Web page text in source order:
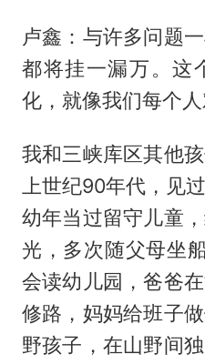
卢鑫：与许多问题
都将挂一漏万。这
化，就像我们每个人
我和三峡库区其他
上世纪90年代，见
幼年当过留守儿童
光，多次随父母坐
会读幼儿园，爸爸
修路，妈妈给班子
野孩子，在山野间